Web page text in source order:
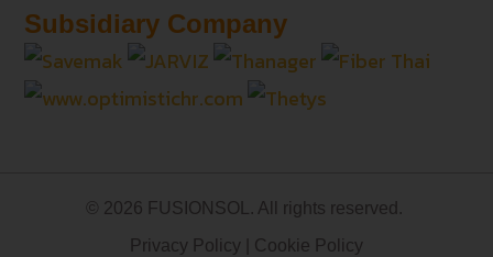
Subsidiary Company
© 2026 FUSIONSOL. All rights reserved.
Privacy Policy
Cookie Policy